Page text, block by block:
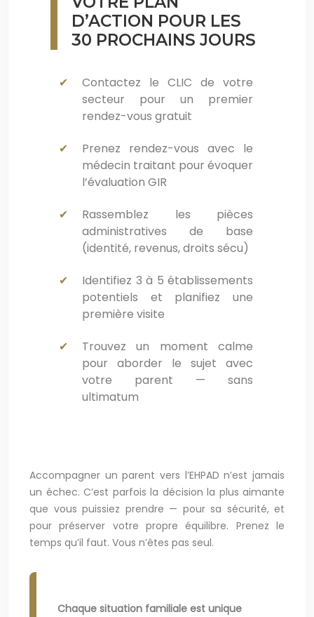
D’ACTION POUR LES
30 PROCHAINS JOURS
Contactez le CLIC de votre
secteur pour un premier
rendez-vous gratuit
Prenez rendez-vous avec le
médecin traitant pour évoquer
l’évaluation GIR
Rassemblez les pièces
administratives de base
(identité, revenus, droits sécu)
Identifiez 3 à 5 établissements
potentiels et planifiez une
première visite
Trouvez un moment calme
pour aborder le sujet avec
votre parent — sans
ultimatum
Accompagner un parent vers l’EHPAD n’est jamais
un échec. C’est parfois la décision la plus aimante
que vous puissiez prendre — pour sa sécurité, et
pour préserver votre propre équilibre. Prenez le
temps qu’il faut. Vous n’êtes pas seul.
Chaque situation familiale est unique